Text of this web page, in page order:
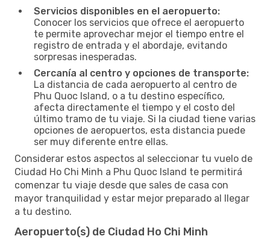
Servicios disponibles en el aeropuerto:
Conocer los servicios que ofrece el aeropuerto
te permite aprovechar mejor el tiempo entre el
registro de entrada y el abordaje, evitando
sorpresas inesperadas.
Cercanía al centro y opciones de transporte:
La distancia de cada aeropuerto al centro de
Phu Quoc Island, o a tu destino específico,
afecta directamente el tiempo y el costo del
último tramo de tu viaje. Si la ciudad tiene varias
opciones de aeropuertos, esta distancia puede
ser muy diferente entre ellas.
Considerar estos aspectos al seleccionar tu vuelo de
Ciudad Ho Chi Minh a Phu Quoc Island te permitirá
comenzar tu viaje desde que sales de casa con
mayor tranquilidad y estar mejor preparado al llegar
a tu destino.
Aeropuerto(s) de Ciudad Ho Chi Minh